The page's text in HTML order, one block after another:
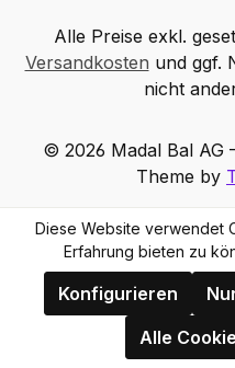
Alle Preise exkl.
Versandkosten und ggf.
nicht
© 2026 Madal Bal AG
Theme by
Diese Website verwendet
Erfahrung bieten zu
Konfigurieren
Alle